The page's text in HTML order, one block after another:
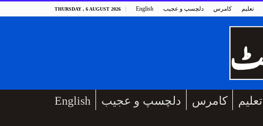
THURSDAY , 6 AUGUST 2026 English دلچسپ و عجیب کامرس تعلیم
English دلچسپ و عجیب کامرس تعلیم